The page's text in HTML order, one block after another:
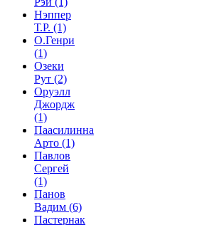
Нэппер
Т.Р. (1)
О.Генри
(1)
Озеки
Рут (2)
Оруэлл
Джордж
(1)
Паасилинна
Арто (1)
Павлов
Сергей
(1)
Панов
Вадим (6)
Пастернак